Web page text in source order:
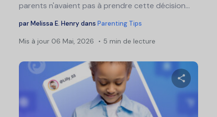
parents n'avaient pas à prendre cette décision...
parMelissa E. Henry dans Parenting Tips
Mis à jour 06 Mai, 2026 5 min de lecture